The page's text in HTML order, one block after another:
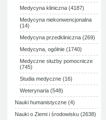
Medycyna kliniczna (4187)
Medycyna niekonwencjonalna
(14)
Medycyna przedkliniczna (269)
Medycyna, ogólnie (1740)
Medyczne służby pomocnicze
(745)
Studia medyczne (16)
Weterynaria (548)
Nauki humanistyczne (4)
Nauki o Ziemi i środowisku (2638)